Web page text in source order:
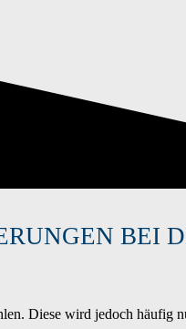
BEI
Diese wird jedoch häufig